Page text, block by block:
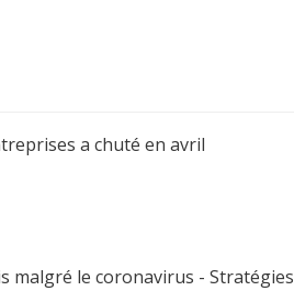
a chuté en avril
malgré le coronavirus - Stratégies